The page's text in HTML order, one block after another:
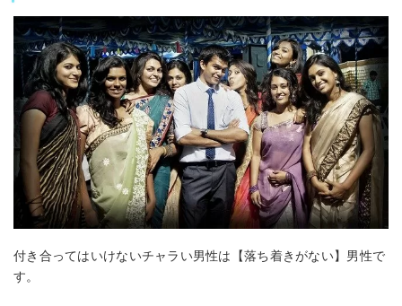
付き合ってはいけないチャラい男性は【落ち着きがない】男性で
す。